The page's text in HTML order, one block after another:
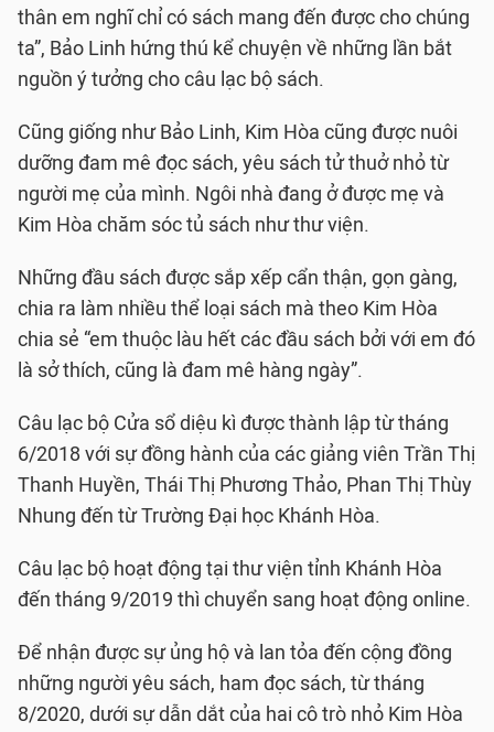
thân em nghĩ chỉ có sách mang đến được cho chúng
ta”, Bảo Linh hứng thú kể chuyện về những lần bắt
nguồn ý tưởng cho câu lạc bộ sách.
Cũng giống như Bảo Linh, Kim Hòa cũng được nuôi
dưỡng đam mê đọc sách, yêu sách tử thuở nhỏ từ
người mẹ của mình. Ngôi nhà đang ở được mẹ và
Kim Hòa chăm sóc tủ sách như thư viện.
Những đầu sách được sắp xếp cẩn thận, gọn gàng,
chia ra làm nhiều thể loại sách mà theo Kim Hòa
chia sẻ “em thuộc làu hết các đầu sách bởi với em đó
là sở thích, cũng là đam mê hàng ngày”.
Câu lạc bộ Cửa sổ diệu kì được thành lập từ tháng
6/2018 với sự đồng hành của các giảng viên Trần Thị
Thanh Huyền, Thái Thị Phương Thảo, Phan Thị Thùy
Nhung đến từ Trường Đại học Khánh Hòa.
Câu lạc bộ hoạt động tại thư viện tỉnh Khánh Hòa
đến tháng 9/2019 thì chuyển sang hoạt động online.
Để nhận được sự ủng hộ và lan tỏa đến cộng đồng
những người yêu sách, ham đọc sách, từ tháng
8/2020, dưới sự dẫn dắt của hai cô trò nhỏ Kim Hòa